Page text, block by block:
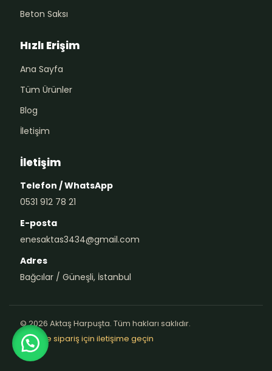
Beton Saksı
Hızlı Erişim
Ana Sayfa
Tüm Ürünler
Blog
İletişim
İletişim
Telefon / WhatsApp
0531 912 78 21
E-posta
enesaktas3434@gmail.com
Adres
Bağcılar / Güneşli, İstanbul
© 2026 Aktaş Harpuşta. Tüm hakları saklıdır.
Teklif ve sipariş için iletişime geçin